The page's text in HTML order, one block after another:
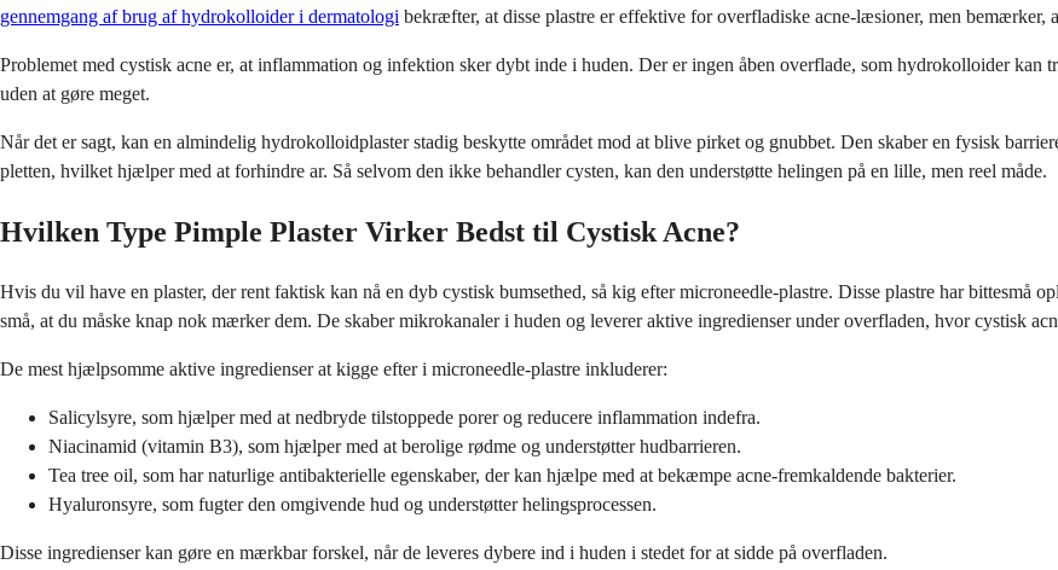
gennemgang af brug af hydrokolloider i dermatologi bekræfter, at disse plastre er effektive for overfladiske acne-læsioner, men
Problemet med cystisk acne er, at inflammation og infektion sker dybt inde i huden. Der er ingen åben overflade, som hydrokolloider
uden at gøre meget.
Når det er sagt, kan en almindelig hydrokolloidplaster stadig beskytte området mod at blive pirket og gnubbet. Den skaber en fysisk
pletten, hvilket hjælper med at forhindre ar. Så selvom den ikke behandler cysten, kan den understøtte helingen på en lille, men reel måde.
Hvilken Type Pimple Plaster Virker Bedst til Cystisk Acne?
Hvis du vil have en plaster, der rent faktisk kan nå en dyb cystisk bumsethed, så kig efter microneedle-plastre. Disse plastre har bittesmå
små, at du måske knap nok mærker dem. De skaber mikrokanaler i huden og leverer aktive ingredienser under overfladen, hvor cystisk
De mest hjælpsomme aktive ingredienser at kigge efter i microneedle-plastre inkluderer:
Salicylsyre, som hjælper med at nedbryde tilstoppede porer og reducere inflammation indefra.
Niacinamid (vitamin B3), som hjælper med at berolige rødme og understøtter hudbarrieren.
Tea tree oil, som har naturlige antibakterielle egenskaber, der kan hjælpe med at bekæmpe acne-fremkaldende bakterier.
Hyaluronsyre, som fugter den omgivende hud og understøtter helingsprocessen.
Disse ingredienser kan gøre en mærkbar forskel, når de leveres dybere ind i huden i stedet for at sidde på overfladen.